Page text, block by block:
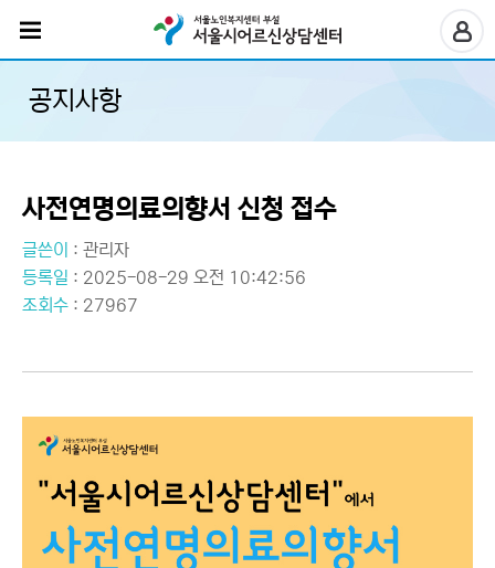
공지사항
사전연명의료의향서 신청 접수
글쓴이 : 관리자
등록일 : 2025-08-29 오전 10:42:56
조회수 : 27967